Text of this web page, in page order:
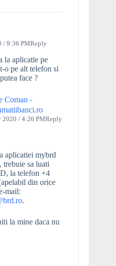
/ 9:36 PMReply
la aplicatie pe
o pe alt telefon si
face ?
Coman -
2020 / 4:26 PMReply
aplicatiei mybrd
trebuie sa luati
la telefon +4
din orice
mail:
.
la mine daca nu